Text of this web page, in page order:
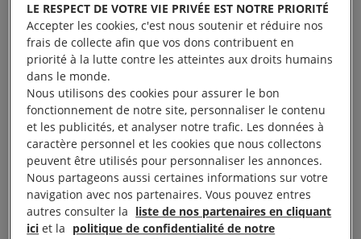
LE RESPECT DE VOTRE VIE PRIVÉE EST NOTRE PRIORITÉ
Accepter les cookies, c'est nous soutenir et réduire nos
frais de collecte afin que vos dons contribuent en
priorité à la lutte contre les atteintes aux droits humains
dans le monde.
Nous utilisons des cookies pour assurer le bon
fonctionnement de notre site, personnaliser le contenu
et les publicités, et analyser notre trafic. Les données à
caractère personnel et les cookies que nous collectons
peuvent être utilisés pour personnaliser les annonces.
Nous partageons aussi certaines informations sur votre
navigation avec nos partenaires. Vous pouvez entres
autres consulter la liste de nos partenaires en cliquant
ici et la politique de confidentialité de notre